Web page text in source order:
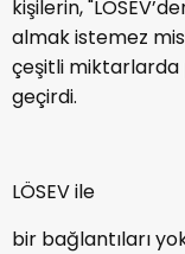
kişilerin,
almak istemez
çeşitli miktarlarda
geçirdi.
LÖSEV ile
bir bağlantıları